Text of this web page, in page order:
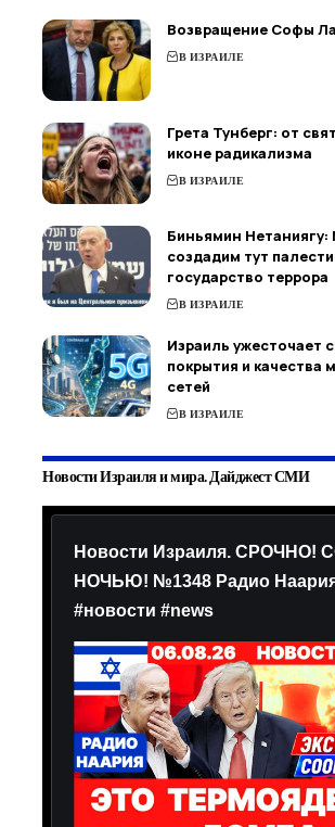
Возвращение Софы
В ИЗРАИЛЕ
Грета Тунберг: от
иконе радикализма
В ИЗРАИЛЕ
Биньямин
создадим тут
государство террора
В ИЗРАИЛЕ
Израиль ужесточает
покрытия и качества
сетей
В ИЗРАИЛЕ
Новости Израиля и мира. Дайджест СМИ